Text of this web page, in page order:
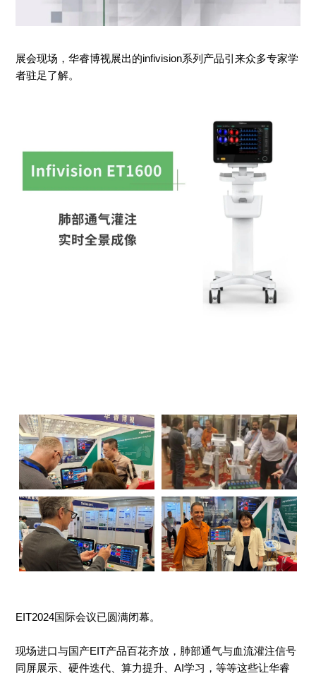
展会现场，华睿博视展出的infivision系列产品引来众多专家学
者驻足了解。
EIT2024国际会议已圆满闭幕。
现场进口与国产EIT产品百花齐放，肺部通气与血流灌注信号
同屏展示、硬件迭代、算力提升、AI学习，等等这些让华睿